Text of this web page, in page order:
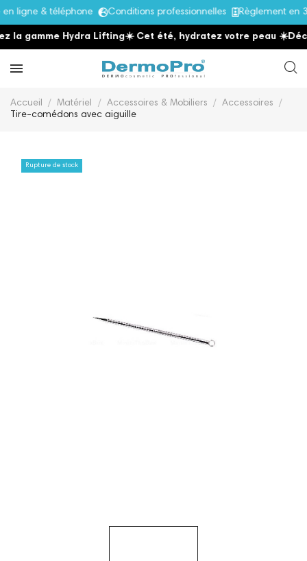
ligne & téléphone Conditions professionnelles Règlement en
la gamme Hydra Lifting☀️ Cet été, hydratez votre peau ☀️
Accueil Matériel Accessoires & Mobiliers
Accessoires
Tire-comédons avec aiguille
Rupture de stock